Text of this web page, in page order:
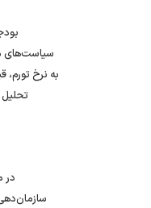
سیاست‌های
به نرخ
در